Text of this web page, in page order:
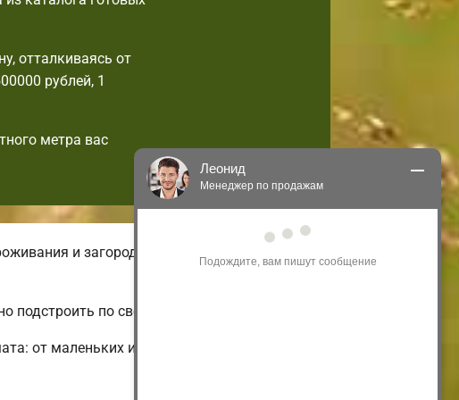
отталкиваясь от
рублей, 1
метра вас
и загородные. На нашем онлайн-
подстроить по своим вкусам.
от маленьких и дешевых до больших
Леонид
Менеджер по продажам
Здравствуйте! Я могу
акциям и проектам.